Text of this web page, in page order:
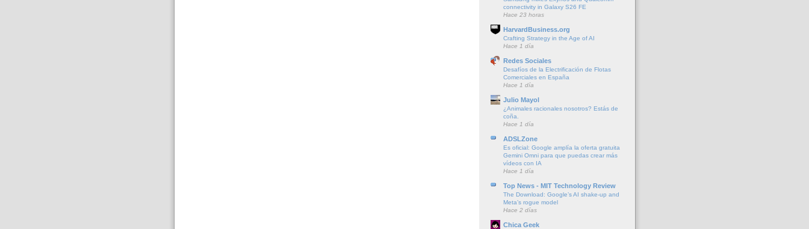
connectivity in Galaxy S26 FE
Hace 23 horas
HarvardBusiness.org
Crafting Strategy in the Age of AI
Hace 1 día
Redes Sociales
Desafíos de la Electrificación de Flotas
Comerciales en España
Hace 1 día
Julio Mayol
¿Animales racionales nosotros? Estás de
coña.
Hace 1 día
ADSLZone
Es oficial: Google amplía la oferta gratuita
Gemini Omni para que puedas crear más
vídeos con IA
Hace 1 día
Top News - MIT Technology Review
The Download: Google’s AI shake-up and
Meta’s rogue model
Hace 2 días
Chica Geek